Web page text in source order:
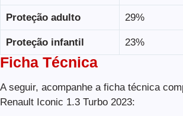
Proteção adulto 29%
Proteção infantil 23%
Ficha Técnica
A seguir, acompanhe a ficha técnica
Renault Iconic 1.3 Turbo 2023: